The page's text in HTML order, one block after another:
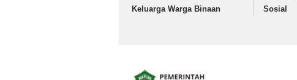
Keluarga Warga Binaan
Sosial